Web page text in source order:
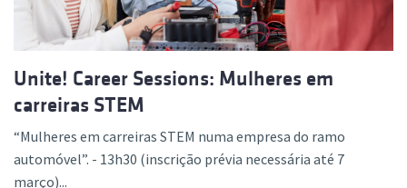
Unite! Career Sessions: Mulheres em
carreiras STEM
“Mulheres em carreiras STEM numa empresa do ramo
automóvel”. - 13h30 (inscrição prévia necessária até 7
março)...